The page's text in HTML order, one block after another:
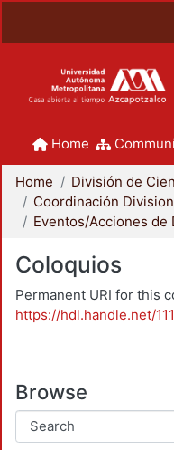
Home
Home
Coloquios
Permanent URI for this
https://hdl.handle.net/
Browse